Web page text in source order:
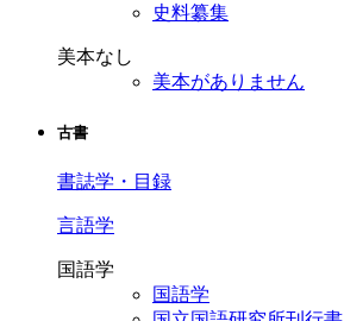
史料纂集
美本なし
美本がありません
古書
書誌学・目録
言語学
国語学
国語学